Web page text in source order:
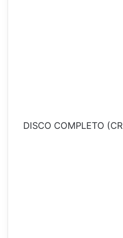
DISCO COMPLETO